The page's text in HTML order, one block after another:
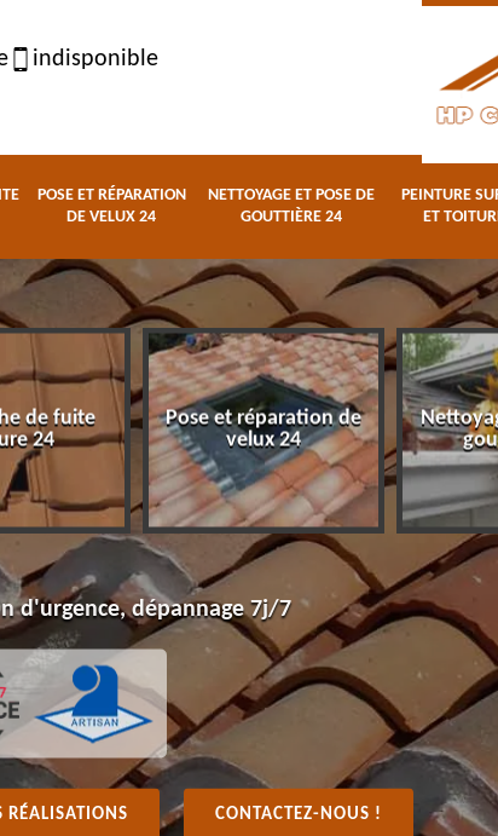
indisponible
POSE ET RÉPARATION
DE VELUX 24
NETTOYAGE ET POSE DE
GOUTTIÈRE 24
PEINTURE
ET
de fuite
24
Pose et réparation de
velux 24
d'urgence, dépannage 7j/7
RÉALISATIONS CONTACTEZ-NOUS !